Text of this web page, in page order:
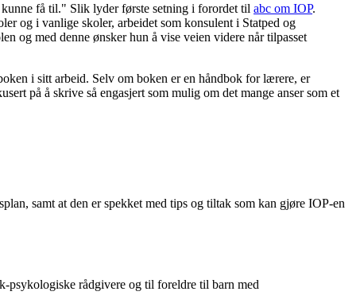
få til." Slik lyder første setning i forordet til abc om IOP.
og i vanlige skoler, arbeidet som konsulent i Statped og
og med denne ønsker hun å vise veien videre når tilpasset
i sitt arbeid. Selv om boken er en håndbok for lærere, er
på å skrive så engasjert som mulig om det mange anser som et
samt at den er spekket med tips og tiltak som kan gjøre IOP-en
psykologiske rådgivere og til foreldre til barn med